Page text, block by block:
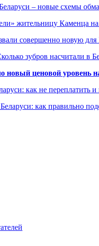
– новые схемы
жительницу Каменца на
совершенно новую
зубров насчитали в
новый ценовой уровень
как не переплатить
как правильно